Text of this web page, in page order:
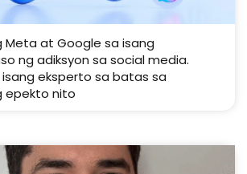
Meta at Google sa isang
ng adiksyon sa social media.
eksperto sa batas sa
epekto nito